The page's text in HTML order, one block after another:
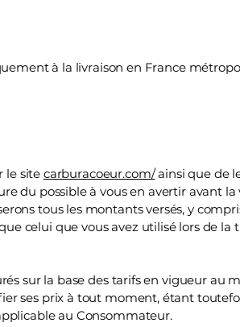
à la livraison en France
le site carburacoeur.com/ainsi que de
du possible à vous en avertir avant
tous les montants versés, y
celui que vous avez utilisé lors de la
sur la base des tarifs en vigueur au
ses prix à tout moment, étant
au Consommateur.